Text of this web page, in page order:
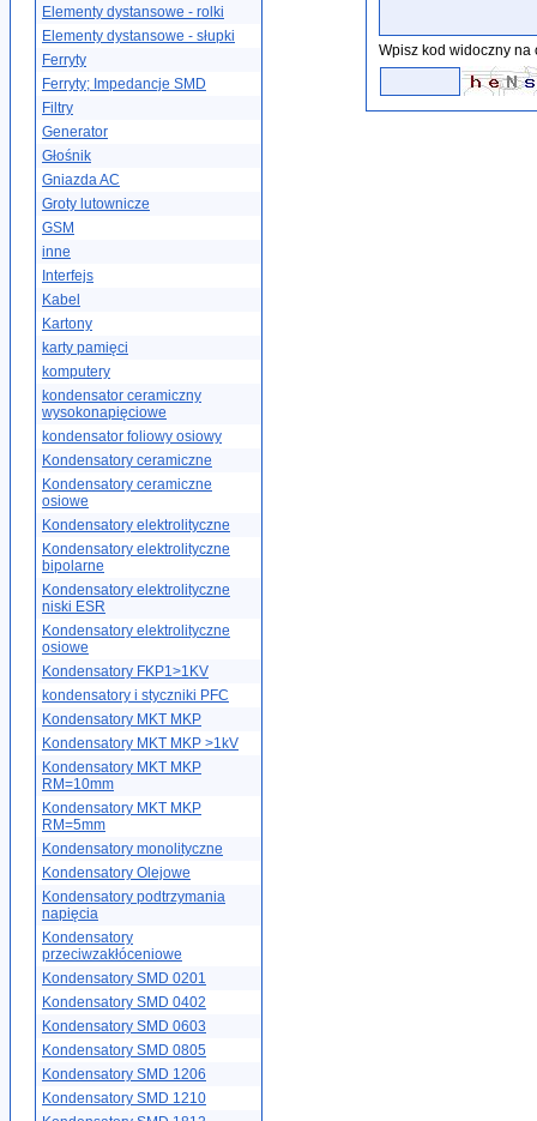
Elementy dystansowe - rolki
Elementy dystansowe - słupki
Ferryty
Ferryty; Impedancje SMD
Filtry
Generator
Głośnik
Gniazda AC
Groty lutownicze
GSM
inne
Interfejs
Kabel
Kartony
karty pamięci
komputery
kondensator ceramiczny
wysokonapięciowe
kondensator foliowy osiowy
Kondensatory ceramiczne
Kondensatory ceramiczne
osiowe
Kondensatory elektrolityczne
Kondensatory elektrolityczne
bipolarne
Kondensatory elektrolityczne
niski ESR
Kondensatory elektrolityczne
osiowe
Kondensatory FKP1>1KV
kondensatory i styczniki PFC
Kondensatory MKT MKP
Kondensatory MKT MKP >1kV
Kondensatory MKT MKP
RM=10mm
Kondensatory MKT MKP
RM=5mm
Kondensatory monolityczne
Kondensatory Olejowe
Kondensatory podtrzymania
napięcia
Kondensatory
przeciwzakłóceniowe
Kondensatory SMD 0201
Kondensatory SMD 0402
Kondensatory SMD 0603
Kondensatory SMD 0805
Kondensatory SMD 1206
Kondensatory SMD 1210
Wpisz kod widoczny na